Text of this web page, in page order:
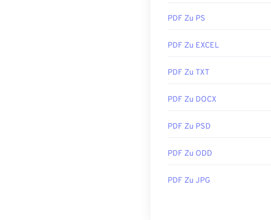
PDF Zu PS
PDF Zu EXCEL
PDF Zu TXT
PDF Zu DOCX
PDF Zu PSD
PDF Zu ODD
PDF Zu JPG